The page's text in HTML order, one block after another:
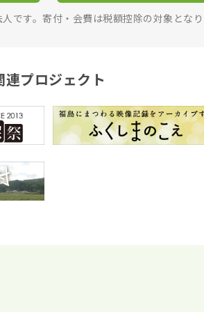
です。寄付・会費は税額控除の対象とな
連プロジェクト